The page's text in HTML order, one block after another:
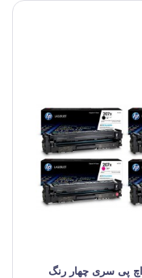
اچ پی سری چهار رنگ